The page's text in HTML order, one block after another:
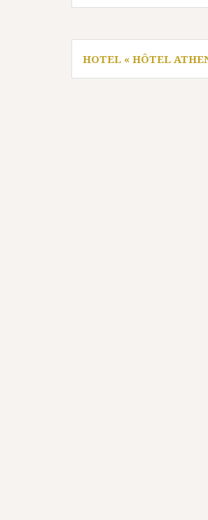
Navigation
deHOTEL « HÔTEL